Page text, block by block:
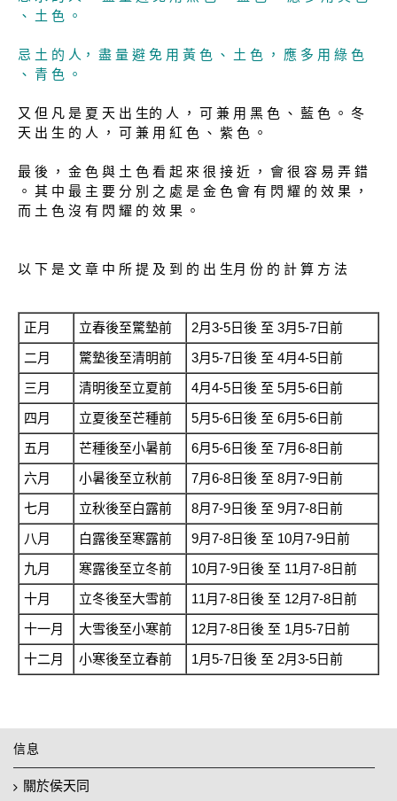
、 土 色 。
忌 土 的 人， 盡 量 避 免 用 黃 色 、 土 色 ， 應 多 用 綠 色
、 青 色 。
又 但 凡 是 夏 天 出 生的 人 ， 可 兼 用 黑 色 、 藍 色 。 冬
天 出 生 的 人 ， 可 兼 用 紅 色 、 紫 色 。
最 後 ， 金 色 與 土 色 看 起 來 很 接 近 ， 會 很 容 易 弄 錯
。 其 中 最 主 要 分 別 之 處 是 金 色 會 有 閃 耀 的 效 果 ，
而 土 色 沒 有 閃 耀 的 效 果 。
以 下 是 文 章 中 所 提 及 到 的 出 生月 份 的 計 算 方 法
正月 立春後至驚墊前
2月3-5日後 至 3月5-7日前
二月
驚墊後至清明前
3月5-7日後 至 4月4-5日前
三月
清明後至立夏前
4月4-5日後 至 5月5-6日前
四月
立夏後至芒種前
5月5-6日後 至 6月5-6日前
五月
芒種後至小暑前
6月5-6日後 至 7月6-8日前
六月
小暑後至立秋前
7月6-8日後 至 8月7-9日前
七月
立秋後至白露前
8月7-9日後 至 9月7-8日前
八月
白露後至寒露前
9月7-8日後 至 10月7-9日前
九月
寒露後至立冬前
10月7-9日後 至 11月7-8日前
十月
立冬後至大雪前
11月7-8日後 至 12月7-8日前
十一月
大雪後至小寒前
12月7-8日後 至 1月5-7日前
十二月
小寒後至立春前 1月5-7日後 至 2月3-5日前
信息
關於侯天同